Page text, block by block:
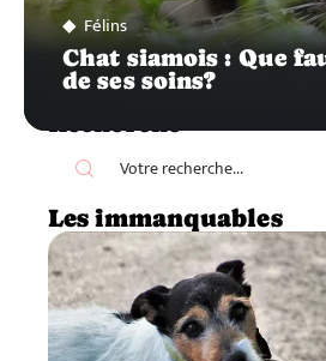
Félins
Chat siamois : Que
de ses soins?
Recherche
Les immanquables